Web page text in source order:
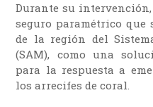
Durante su
seguro paramétrico que
de la región del
(SAM), como una
para la respuesta a
los arrecifes de coral.